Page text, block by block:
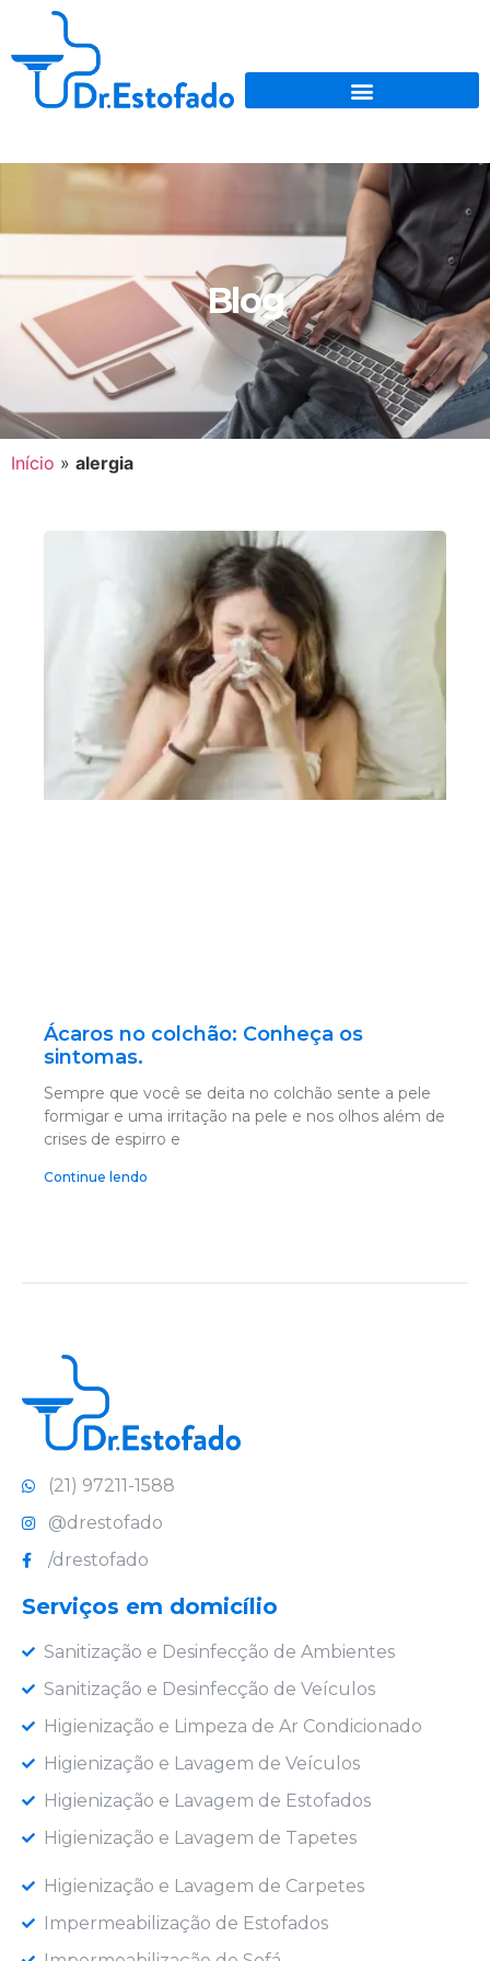
Blog
Início » alergia
Ácaros no colchão: Conheça os
sintomas.
Sempre que você se deita no colchão sente a pele
formigar e uma irritação na pele e nos olhos além de
crises de espirro e
Continue lendo
(21) 97211-1588
@drestofado
/drestofado
Serviços em domicílio
Sanitização e Desinfecção de Ambientes
Sanitização e Desinfecção de Veículos
Higienização e Limpeza de Ar Condicionado
Higienização e Lavagem de Veículos
Higienização e Lavagem de Estofados
Higienização e Lavagem de Tapetes
Higienização e Lavagem de Carpetes
Impermeabilização de Estofados